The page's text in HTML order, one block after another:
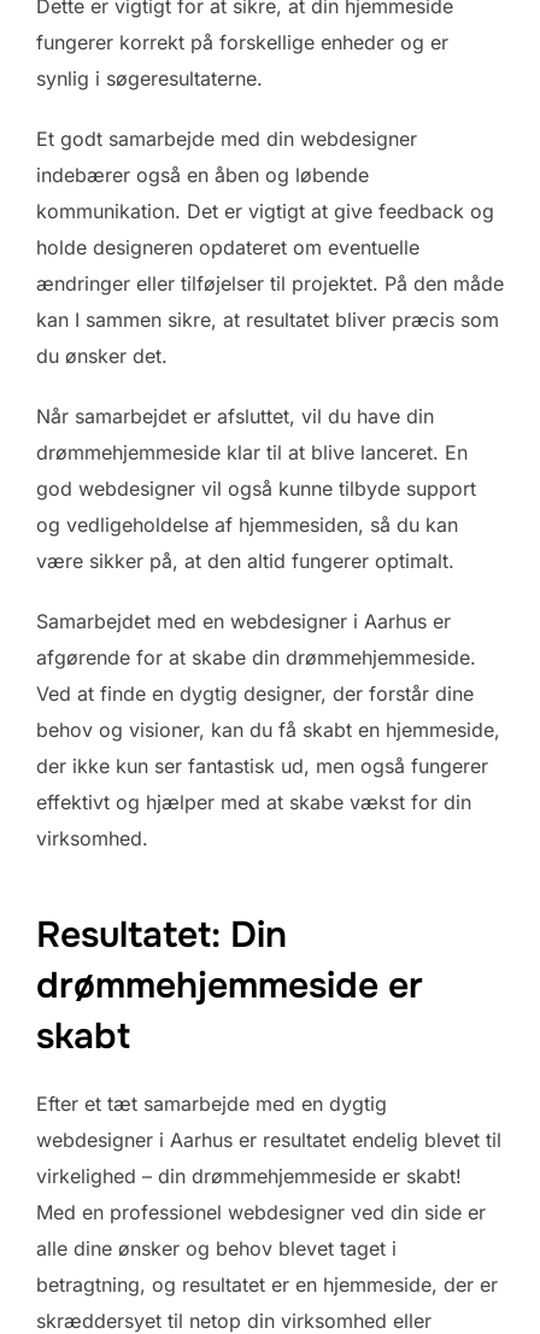
Dette er vigtigt for at sikre, at din hjemmeside
fungerer korrekt på forskellige enheder og er
synlig i søgeresultaterne.
Et godt samarbejde med din webdesigner
indebærer også en åben og løbende
kommunikation. Det er vigtigt at give feedback og
holde designeren opdateret om eventuelle
ændringer eller tilføjelser til projektet. På den måde
kan I sammen sikre, at resultatet bliver præcis som
du ønsker det.
Når samarbejdet er afsluttet, vil du have din
drømmehjemmeside klar til at blive lanceret. En
god webdesigner vil også kunne tilbyde support
og vedligeholdelse af hjemmesiden, så du kan
være sikker på, at den altid fungerer optimalt.
Samarbejdet med en webdesigner i Aarhus er
afgørende for at skabe din drømmehjemmeside.
Ved at finde en dygtig designer, der forstår dine
behov og visioner, kan du få skabt en hjemmeside,
der ikke kun ser fantastisk ud, men også fungerer
effektivt og hjælper med at skabe vækst for din
virksomhed.
Resultatet: Din
drømmehjemmeside er
skabt
Efter et tæt samarbejde med en dygtig
webdesigner i Aarhus er resultatet endelig blevet til
virkelighed – din drømmehjemmeside er skabt!
Med en professionel webdesigner ved din side er
alle dine ønsker og behov blevet taget i
betragtning, og resultatet er en hjemmeside, der er
skræddersyet til netop din virksomhed eller